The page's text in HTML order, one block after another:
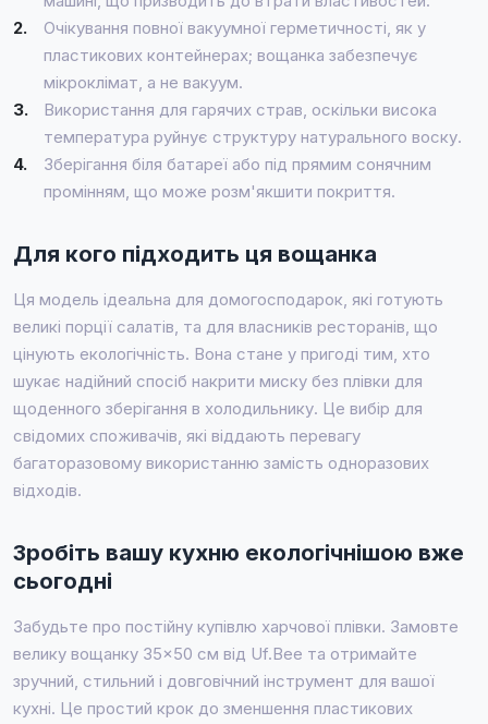
2.
Очікування повної вакуумної герметичності, як у
пластикових контейнерах; вощанка забезпечує
мікроклімат, а не вакуум.
3.
Використання для гарячих страв, оскільки висока
температура руйнує структуру натурального воску.
4.
Зберігання біля батареї або під прямим сонячним
промінням, що може розм'якшити покриття.
Для кого підходить ця вощанка
Ця модель ідеальна для домогосподарок, які готують
великі порції салатів, та для власників ресторанів, що
цінують екологічність. Вона стане у пригоді тим, хто
шукає надійний спосіб накрити миску без плівки для
щоденного зберігання в холодильнику. Це вибір для
свідомих споживачів, які віддають перевагу
багаторазовому використанню замість одноразових
відходів.
Зробіть вашу кухню екологічнішою вже
сьогодні
Забудьте про постійну купівлю харчової плівки. Замовте
велику вощанку 35×50 см від Uf.Bee та отримайте
зручний, стильний і довговічний інструмент для вашої
кухні. Це простий крок до зменшення пластикових